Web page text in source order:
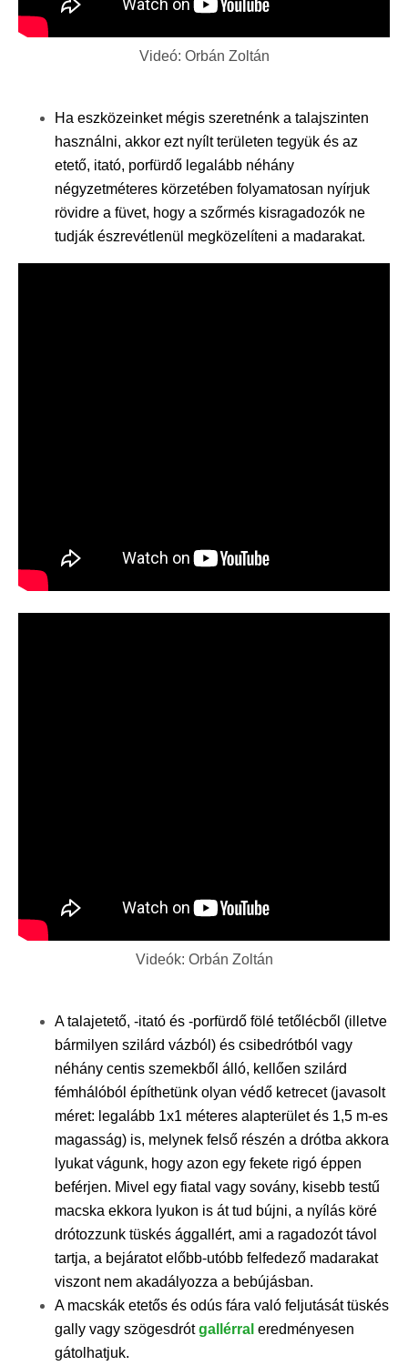
Videó: Orbán Zoltán
Ha eszközeinket mégis szeretnénk a talajszinten
használni, akkor ezt nyílt területen tegyük és az
etető, itató, porfürdő legalább néhány
négyzetméteres körzetében folyamatosan nyírjuk
rövidre a füvet, hogy a szőrmés kisragadozók ne
tudják észrevétlenül megközelíteni a madarakat.
Videók: Orbán Zoltán
A talajetető, -itató és -porfürdő fölé tetőlécből (illetve
bármilyen szilárd vázból) és csibedrótból vagy
néhány centis szemekből álló, kellően szilárd
fémhálóból építhetünk olyan védő ketrecet (javasolt
méret: legalább 1x1 méteres alapterület és 1,5 m-es
magasság) is, melynek felső részén a drótba akkora
lyukat vágunk, hogy azon egy fekete rigó éppen
beférjen. Mivel egy fiatal vagy sovány, kisebb testű
macska ekkora lyukon is át tud bújni, a nyílás köré
drótozzunk tüskés ággallért, ami a ragadozót távol
tartja, a bejáratot előbb-utóbb felfedező madarakat
viszont nem akadályozza a bebújásban.
A macskák etetős és odús fára való feljutását tüskés
gally vagy szögesdrótgallérral eredményesen
gátolhatjuk.